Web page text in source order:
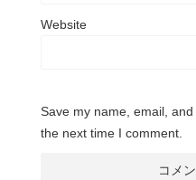
Website
Save my name, email,
the next time I comment.